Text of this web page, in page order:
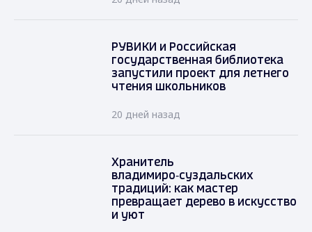
РУВИКИ и Российская
государственная библиотека
запустили проект для летнего
чтения школьников
20 дней назад
Хранитель
владимиро‑суздальских
традиций: как мастер
превращает дерево в искусство
и уют